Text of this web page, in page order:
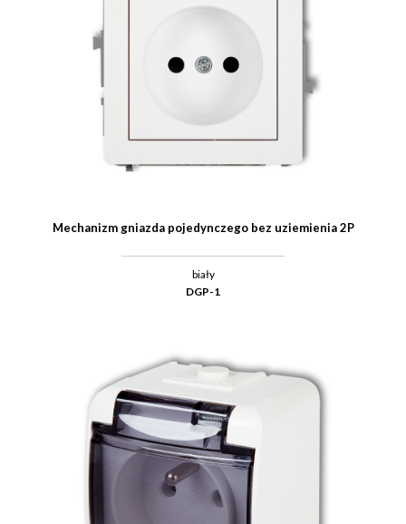
Mechanizm gniazda pojedynczego bez uziemienia 2P
biały
DGP-1